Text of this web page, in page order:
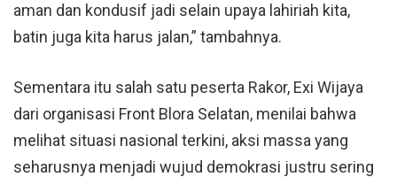
aman dan kondusif jadi selain upaya lahiriah kita,
batin juga kita harus jalan,” tambahnya.
Sementara itu salah satu peserta Rakor, Exi Wijaya
dari organisasi Front Blora Selatan, menilai bahwa
melihat situasi nasional terkini, aksi massa yang
seharusnya menjadi wujud demokrasi justru sering